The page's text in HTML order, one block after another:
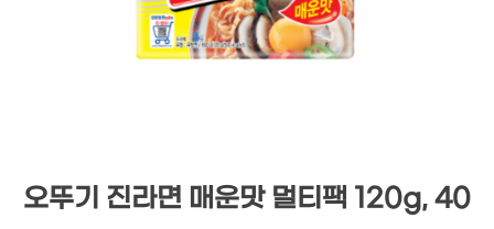
오뚜기 진라면 매운맛 멀티팩 120g, 40